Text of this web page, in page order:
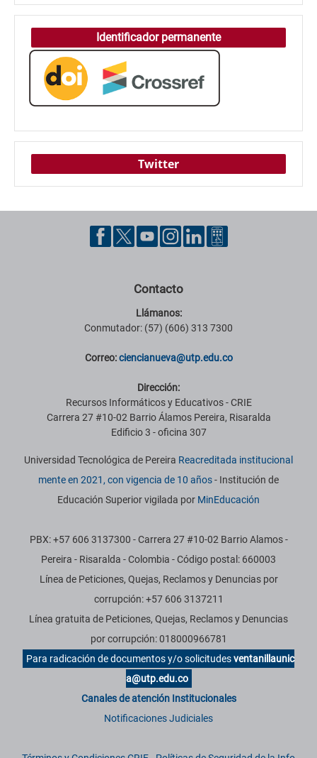
Identificador permanente
Twitter
Contacto
Llámanos:
Conmutador: (57) (606) 313 7300
Correo:ciencianueva@utp.edu.co
Dirección:
Recursos Informáticos y Educativos - CRIE
Carrera 27 #10-02 Barrio Álamos Pereira, Risaralda
Edificio 3 - oficina 307
Universidad Tecnológica de Pereira Reacreditada institucional
mente en 2021, con vigencia de 10 años- Institución de
Educación Superior vigilada por MinEducación
PBX: +57 606 3137300 - Carrera 27 #10-02 Barrio Alamos -
Pereira - Risaralda - Colombia - Código postal: 660003
Línea de Peticiones, Quejas, Reclamos y Denuncias por
corrupción: +57 606 3137211
Línea gratuita de Peticiones, Quejas, Reclamos y Denuncias
por corrupción: 018000966781
Para radicación de documentos y/o solicitudesventanillaunic
a@utp.edu.co
Canales de atención Institucionales
Notificaciones Judiciales